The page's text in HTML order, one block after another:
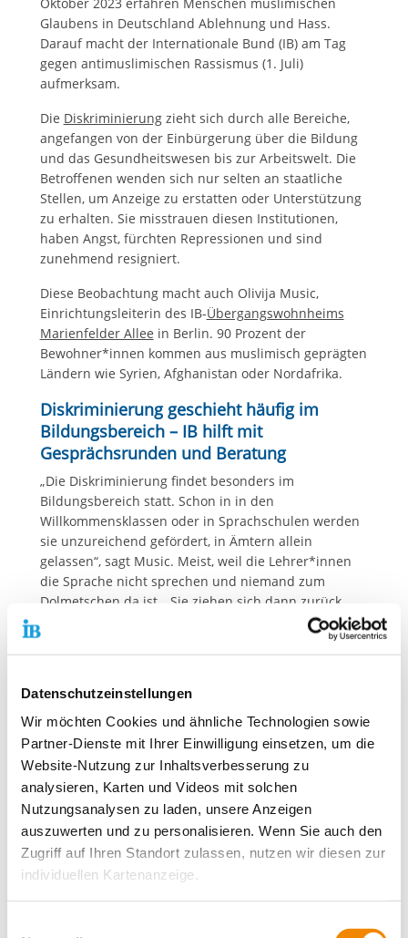
Datenschutzeinstellungen
Wir möchten Cookies und ähnliche Technologien sowie
Partner-Dienste mit Ihrer Einwilligung einsetzen, um die
Website-Nutzung zur Inhaltsverbesserung zu
analysieren, Karten und Videos mit solchen
Nutzungsanalysen zu laden, unsere Anzeigen
auszuwerten und zu personalisieren. Wenn Sie auch den
Zugriff auf Ihren Standort zulassen, nutzen wir diesen zur
individuellen Kartenanzeige.
Glaubens in Deutschland Ablehnung und Hass.
Darauf macht der Internationale Bund (IB) am Tag
gegen antimuslimischen Rassismus (1. Juli)
aufmerksam.
Die Diskriminierungzieht sich durch alle Bereiche,
angefangen von der Einbürgerung über die Bildung
und das Gesundheitswesen bis zur Arbeitswelt. Die
Betroffenen wenden sich nur selten an staatliche
Stellen, um Anzeige zu erstatten oder Unterstützung
zu erhalten. Sie misstrauen diesen Institutionen,
haben Angst, fürchten Repressionen und sind
zunehmend resigniert.
Diese Beobachtung macht auch Olivija Music,
Einrichtungsleiterin des IB-Übergangswohnheims
Marienfelder Allee in Berlin. 90 Prozent der
Bewohner*innen kommen aus muslimisch geprägten
Ländern wie Syrien, Afghanistan oder Nordafrika.
Diskriminierung geschieht häufig im
Bildungsbereich – IB hilft mit
Gesprächsrunden und Beratung
„Die Diskriminierung findet besonders im
Bildungsbereich statt. Schon in in den
Willkommensklassen oder in Sprachschulen werden
sie unzureichend gefördert, in Ämtern allein
gelassen“, sagt Music. Meist, weil die Lehrer*innen
die Sprache nicht sprechen und niemand zum
Dolmetschen da ist. „Sie ziehen sich dann zurück,
sind hilflos in der (noch) nicht vorhandenen Sprache
und leiden unter psychischen Belastungen.“
Beratungsstellen wie beispielsweise ADAS, der
Anlaufstelle für Diskriminierungsschutz an Schulen.
Durch sie werden sie aufgefangen und können in
einem geschützten Rahmen über den erlebten
Alltagsrassismussprechen. Music findet das wichtig:
„Wir müssen mehr Orte schaffen, wo darüber
gesprochen wird, wo Betroffene sich austauschen
können: Gesprächsrunden oder Elterncafés. Viele,
denen antimuslimischer Rassismus widerfährt, sind
Geflüchtete. Sie müssen die Hilflosigkeit und